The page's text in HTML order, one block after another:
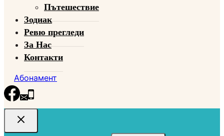
Пътешествие
Зодиак
Ревю прегледи
За Нас
Контакти
Абонамент